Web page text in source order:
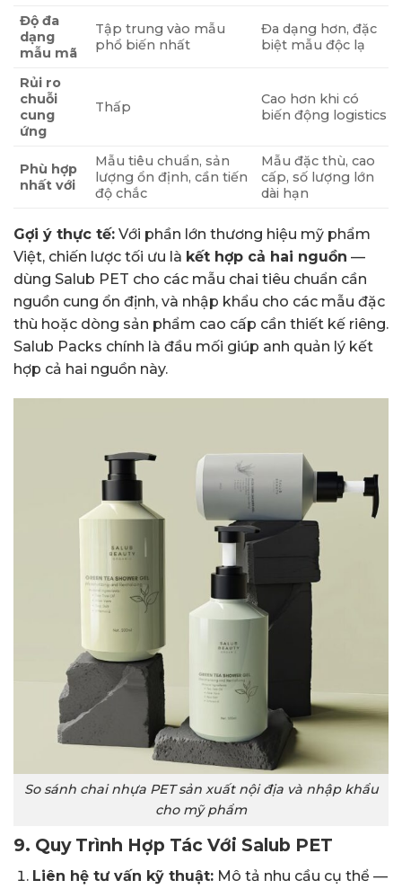
Độ đa
dạng
mẫu mã
Tập trung vào mẫu
phổ biến nhất
Đa dạng hơn, đặc
biệt mẫu độc lạ
Rủi ro
chuỗi
cung
ứng
Thấp
Cao hơn khi có
biến động logistics
Phù hợp
nhất với
Mẫu tiêu chuẩn, sản
lượng ổn định, cần tiến
độ chắc
Mẫu đặc thù, cao
cấp, số lượng lớn
dài hạn
Gợi ý thực tế: Với phần lớn thương hiệu mỹ phẩm
Việt, chiến lược tối ưu là kết hợp cả hai nguồn —
dùng Salub PET cho các mẫu chai tiêu chuẩn cần
nguồn cung ổn định, và nhập khẩu cho các mẫu đặc
thù hoặc dòng sản phẩm cao cấp cần thiết kế riêng.
Salub Packs chính là đầu mối giúp anh quản lý kết
hợp cả hai nguồn này.
So sánh chai nhựa PET sản xuất nội địa và nhập khẩu
cho mỹ phẩm
9. Quy Trình Hợp Tác Với Salub PET
Liên hệ tư vấn kỹ thuật:Mô tả nhu cầu cụ thể —